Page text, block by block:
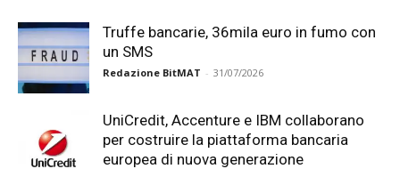
Truffe bancarie, 36mila euro in fumo con
un SMS
Redazione BitMAT - 31/07/2026
UniCredit, Accenture e IBM collaborano
per costruire la piattaforma bancaria
europea di nuova generazione